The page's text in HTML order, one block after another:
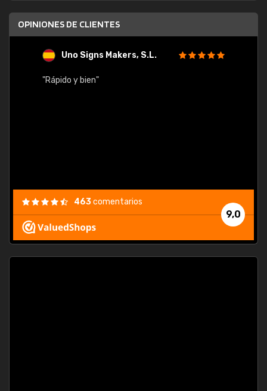
OPINIONES DE CLIENTES
Uno Signs Makers, S.L.
"Rápido y bien"
9,0
463comentarios